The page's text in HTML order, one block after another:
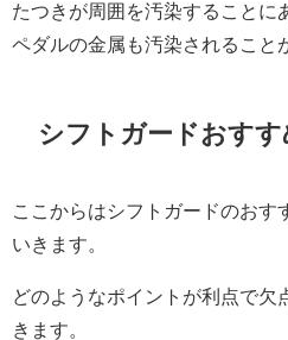
たつきが周囲を汚染することに
ペダルの金属も汚染されること
シフトガードおすす
ここからはシフトガードのおす
いきます。
どのようなポイントが利点で欠
きます。